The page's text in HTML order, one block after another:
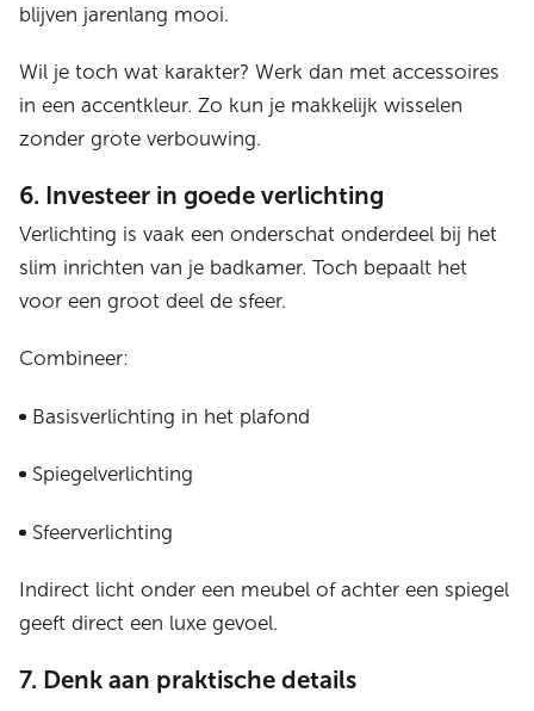
blijven jarenlang mooi.
Wil je toch wat karakter? Werk dan met accessoires
in een accentkleur. Zo kun je makkelijk wisselen
zonder grote verbouwing.
6. Investeer in goede verlichting
Verlichting is vaak een onderschat onderdeel bij het
slim inrichten van je badkamer. Toch bepaalt het
voor een groot deel de sfeer.
Combineer:
Basisverlichting in het plafond
Spiegelverlichting
Sfeerverlichting
Indirect licht onder een meubel of achter een spiegel
geeft direct een luxe gevoel.
7. Denk aan praktische details